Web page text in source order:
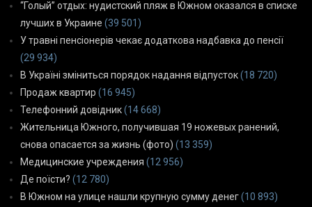
“Голый” отдых: нудистский пляж в Южном оказался в списке
лучших в Украине (39 501)
У травні пенсіонерів чекає додаткова надбавка до пенсії
(29 934)
В Україні зміниться порядок надання відпусток(18 720)
Продаж квартир (16 945)
Телефонний довідник(14 668)
Жительница Южного, получившая 19 ножевых ранений,
снова опасается за жизнь (фото) (13 359)
Медицинские учреждения (12 956)
Де поїсти? (12 780)
В Южном на улице нашли крупную сумму денег(10 893)